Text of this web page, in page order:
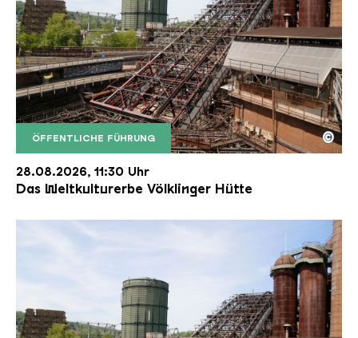
ÖFFENTLICHE FÜHRUNG
Der Erzschrägaufzug der Völklinger Hütte mit
Copyright: Weltkulturerbe Völklinger Hütte | Karl
©
28.08.2026, 11:30 Uhr
Das Weltkulturerbe Völklinger Hütte